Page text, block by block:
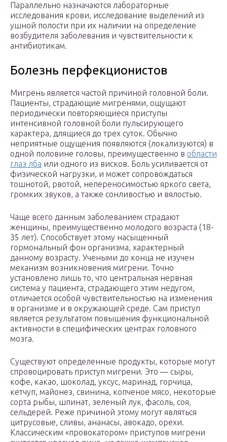
Параллельно назначаются лабораторные
исследования крови, исследование выделений из
ушной полости при их наличии на определение
возбудителя заболевания и чувствительности к
антибиотикам.
Болезнь перфекционистов
Мигрень является частой причиной головной боли.
Пациенты, страдающие мигренями, ощущают
периодически повторяющиеся приступы
интенсивной головной боли пульсирующего
характера, длящиеся до трех суток. Обычно
неприятные ощущения появляются (локализуются) в
одной половине головы, преимущественно в области
глаз лба или одного из висков. Боль усиливается от
физической нагрузки, и может сопровождаться
тошнотой, рвотой, непереносимостью яркого света,
громких звуков, а также сонливостью и вялостью.
Чаще всего данным заболеванием страдают
женщины, преимущественно молодого возраста (18-
35 лет). Способствует этому насыщенный
гормональный фон организма, характерный
данному возрасту. Учеными до конца не изучен
механизм возникновения мигрени. Точно
установлено лишь то, что центральная нервная
система у пациента, страдающего этим недугом,
отличается особой чувствительностью на изменения
в организме и в окружающей среде. Сам приступ
является результатом повышения функциональной
активности в специфических центрах головного
мозга.
Существуют определенные продукты, которые могут
спровоцировать приступ мигрени. Это — сыры,
кофе, какао, шоколад, уксус, маринад, горчица,
кетчуп, майонез, свинина, копченое мясо, некоторые
сорта рыбы, шпинат, зеленый лук, фасоль, соя,
сельдерей. Реже причиной этому могут являться
цитрусовые, сливы, ананасы, авокадо, орехи.
Классическим «провокатором» приступов мигрени